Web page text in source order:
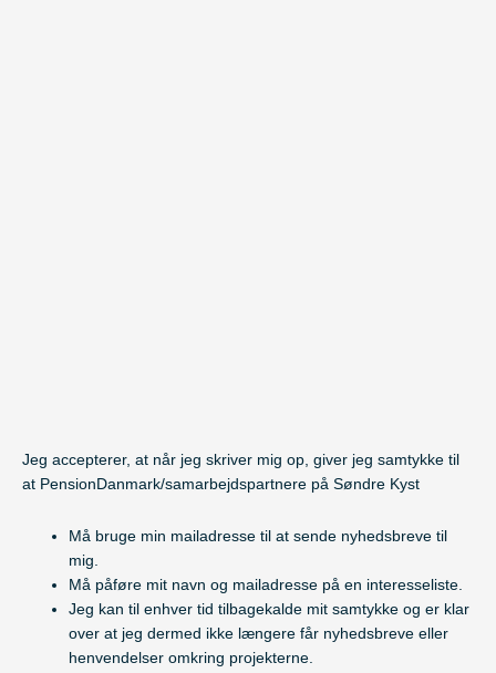
Jeg accepterer, at når jeg skriver mig op, giver jeg samtykke til
at PensionDanmark/samarbejdspartnere på Søndre Kyst
Må bruge min mailadresse til at sende nyhedsbreve til
mig.
Må påføre mit navn og mailadresse på en interesseliste.
Jeg kan til enhver tid tilbagekalde mit samtykke og er klar
over at jeg dermed ikke længere får nyhedsbreve eller
henvendelser omkring projekterne.